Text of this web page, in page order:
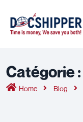
Catégorie :
Home Blog